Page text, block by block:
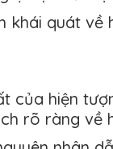
khái quát về
của hiện
rõ ràng về